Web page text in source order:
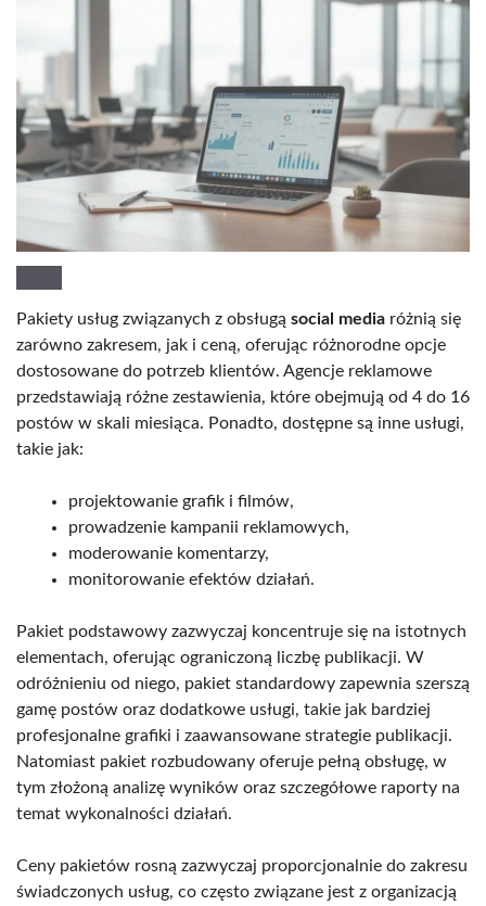
Pakiety usług związanych z obsługą social media różnią się
zarówno zakresem, jak i ceną, oferując różnorodne opcje
dostosowane do potrzeb klientów. Agencje reklamowe
przedstawiają różne zestawienia, które obejmują od 4 do 16
postów w skali miesiąca. Ponadto, dostępne są inne usługi,
takie jak:
projektowanie grafik i filmów,
prowadzenie kampanii reklamowych,
moderowanie komentarzy,
monitorowanie efektów działań.
Pakiet podstawowy zazwyczaj koncentruje się na istotnych
elementach, oferując ograniczoną liczbę publikacji. W
odróżnieniu od niego, pakiet standardowy zapewnia szerszą
gamę postów oraz dodatkowe usługi, takie jak bardziej
profesjonalne grafiki i zaawansowane strategie publikacji.
Natomiast pakiet rozbudowany oferuje pełną obsługę, w
tym złożoną analizę wyników oraz szczegółowe raporty na
temat wykonalności działań.
Ceny pakietów rosną zazwyczaj proporcjonalnie do zakresu
świadczonych usług, co często związane jest z organizacją